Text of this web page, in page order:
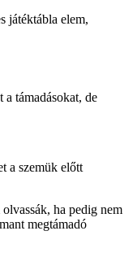
játéktábla elem,
támadásokat, de
a szemük előtt
ha pedig nem
megtámadó